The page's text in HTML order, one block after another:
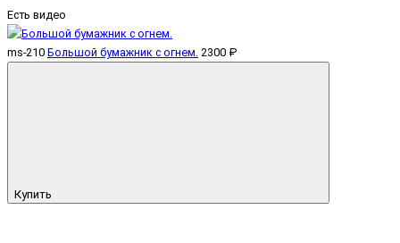
Есть видео
ms-210 Большой бумажник с огнем. 2300 ₽
Купить